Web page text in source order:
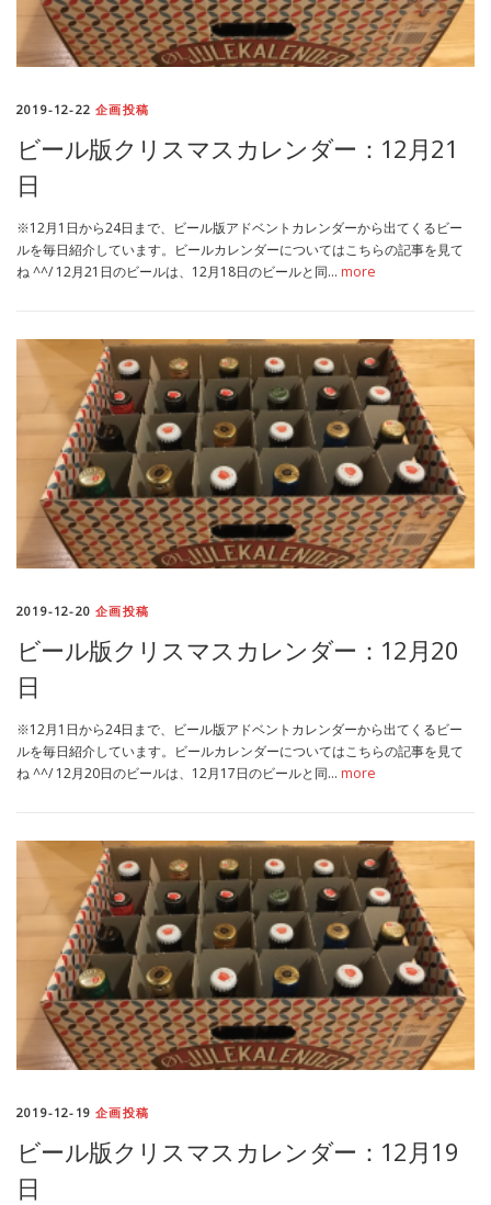
2019-12-22企画投稿
ビール版クリスマスカレンダー：12月21
日
※12月1日から24日まで、ビール版アドベントカレンダーから出てくるビー
ルを毎日紹介しています。ビールカレンダーについてはこちらの記事を見て
ね ^^/ 12月21日のビールは、12月18日のビールと同… more
2019-12-20企画投稿
ビール版クリスマスカレンダー：12月20
日
※12月1日から24日まで、ビール版アドベントカレンダーから出てくるビー
ルを毎日紹介しています。ビールカレンダーについてはこちらの記事を見て
ね ^^/ 12月20日のビールは、12月17日のビールと同… more
2019-12-19企画投稿
ビール版クリスマスカレンダー：12月19
日